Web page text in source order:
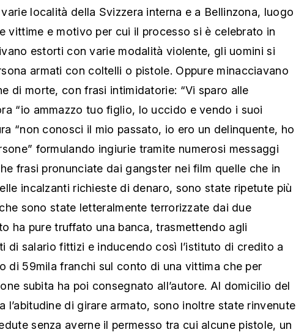
località della Svizzera interna e a Bellinzona, luogo
vittime e motivo per cui il processo si è celebrato in
estorti con varie modalità violente, gli uomini si
armati con coltelli o pistole. Oppure minacciavano
di morte, con frasi intimidatorie: “Vi sparo alle
“io ammazzo tuo figlio, lo uccido e vendo i suoi
“non conosci il mio passato, io ero un delinquente, ho
formulando ingiurie tramite numerosi messaggi
frasi pronunciate dai gangster nei film quelle che in
incalzanti richieste di denaro, sono state ripetute più
sono state letteralmente terrorizzate dai due
ha pure truffato una banca, trasmettendo agli
di salario fittizi e inducendo così l’istituto di credito a
di 59mila franchi sul conto di una vittima che per
subita ha poi consegnato all’autore. Al domicilio del
l’abitudine di girare armato, sono inoltre state rinvenute
senza averne il permesso tra cui alcune pistole, un